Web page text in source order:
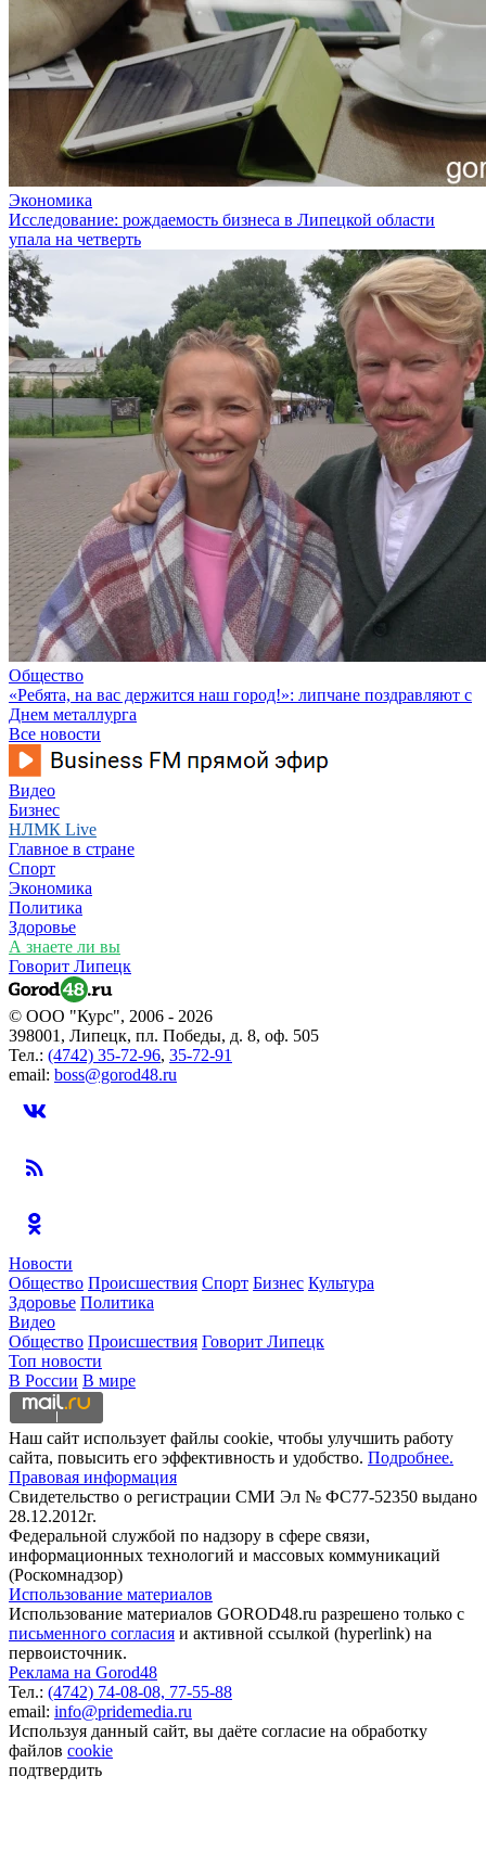
Экономика
Исследование: рождаемость бизнеса в Липецкой области
упала на четверть
Общество
«Ребята, на вас держится наш город!»: липчане поздравляют с
Днем металлурга
Все новости
Видео
Бизнес
НЛМК Live
Главное в стране
Спорт
Экономика
Политика
Здоровье
А знаете ли вы
Говорит Липецк
© ООО "Курс", 2006 - 2026
398001, Липецк, пл. Победы, д. 8, оф. 505
Тел.: (4742) 35-72-96, 35-72-91
email: boss@gorod48.ru
Новости
Общество Происшествия Спорт Бизнес Культура
Здоровье Политика
Видео
Общество Происшествия Говорит Липецк
Топ новости
В России В мире
Наш сайт использует файлы cookie, чтобы улучшить работу
сайта, повысить его эффективность и удобство. Подробнее.
Правовая информация
Свидетельство о регистрации СМИ Эл № ФС77-52350 выдано
28.12.2012г.
Федеральной службой по надзору в сфере связи,
информационных технологий и массовых коммуникаций
(Роскомнадзор)
Использование материалов
Использование материалов GOROD48.ru разрешено только с
письменного согласия и активной ссылкой (hyperlink) на
первоисточник.
Реклама на Gorod48
Тел.: (4742) 74-08-08, 77-55-88
email: info@pridemedia.ru
Используя данный сайт, вы даёте согласие на обработку
файлов cookie
подтвердить